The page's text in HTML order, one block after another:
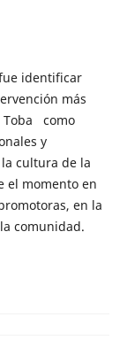
identificar
más
Toba como
y
cultura de la
el momento en
en la
comunidad.